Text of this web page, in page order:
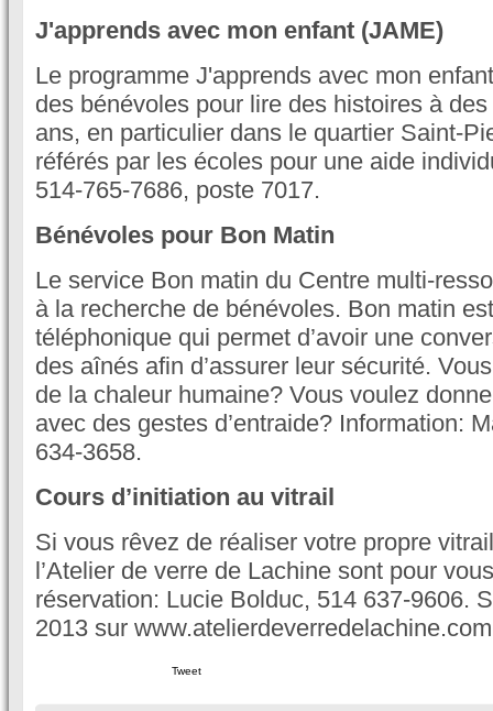
J'apprends avec mon enfant (JAME)
Le programme J'apprends avec mon
des bénévoles pour lire des histoires à
ans, en particulier dans le quartier Saint-
référés par les écoles pour une aide
514-765-7686, poste 7017.
Bénévoles pour Bon Matin
Le service Bon matin du Centre multi-
à la recherche de bénévoles. Bon matin
téléphonique qui permet d’avoir une
des aînés afin d’assurer leur sécurité.
de la chaleur humaine? Vous voulez
avec des gestes d’entraide? Information:
634-3658.
Cours d’initiation au vitrail
Si vous rêvez de réaliser votre propre
l’Atelier de verre de Lachine sont pour
réservation: Lucie Bolduc, 514 637-9606.
2013 sur
Tweet